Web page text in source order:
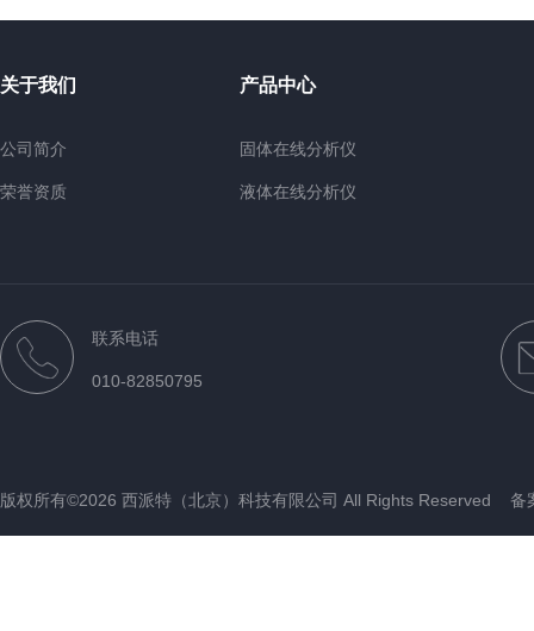
关于我们
公司简介
荣誉资质
产品中心
固体在线分析仪
液体在线分析仪
联系电话
010-82850795
版权所有©2026 西派特（北京）科技有限公司 All Rights Reserved 备